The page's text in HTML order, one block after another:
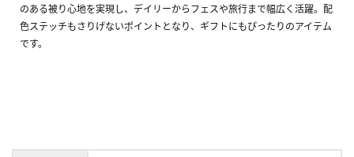
のある被り心地を実現し、デイリーからフェスや旅行まで幅広く活躍。配
色ステッチもさりげないポイントとなり、ギフトにもぴったりのアイテム
です。